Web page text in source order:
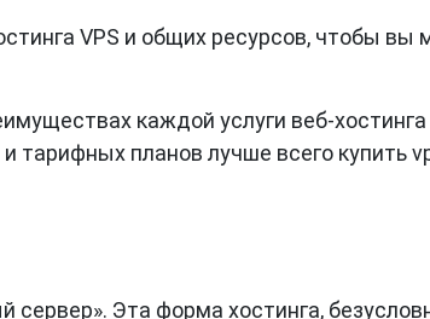
VPS и общих ресурсов, чтобы вы
каждой услуги веб-хостинга
тарифных планов лучше всего купить
Эта форма хостинга,